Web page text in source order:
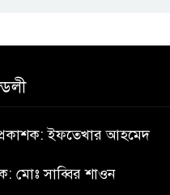
ইফতেখার আহমেদ
মোঃ সাব্বির শাওন